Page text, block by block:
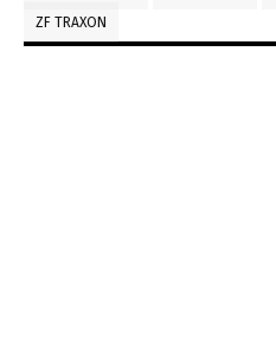
ZF TRAXON